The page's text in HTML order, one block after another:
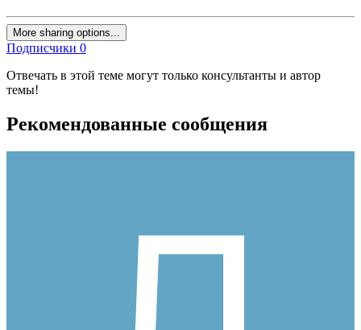
More sharing options...
Подписчики 0
Отвечать в этой теме могут только консультанты и автор
темы!
Рекомендованные сообщения